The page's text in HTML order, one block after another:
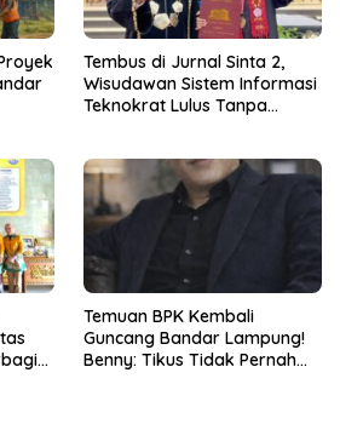
Tembus di Jurnal Sinta 2,
Wisudawan Sistem Informasi
Teknokrat Lulus Tanpa
Temuan BPK Kembali
Guncang Bandar Lampung!
Benny: Tikus Tidak Pernah